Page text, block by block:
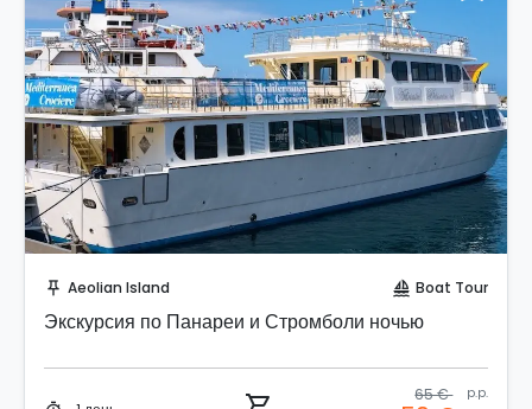
push_pin Aeolian Island sailing Boat Tour
Экскурсия по Панареи и Стромболи ночью
65 € p.p.